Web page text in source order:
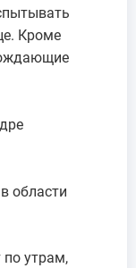
Кроме
области
утрам,